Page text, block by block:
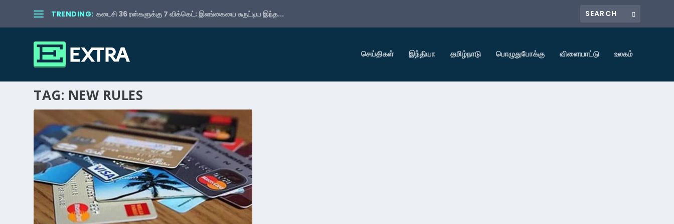
TRENDING: கடைசி 36 ரன்களுக்கு 7 விக்கெட்; இலங்கையை சுருட்டிய இந்த...
செய்திகள் இந்தியா தமிழ்நாடு பொழுதுபோக்கு விளையாட்டு உலகம்
TAG: NEW RULES